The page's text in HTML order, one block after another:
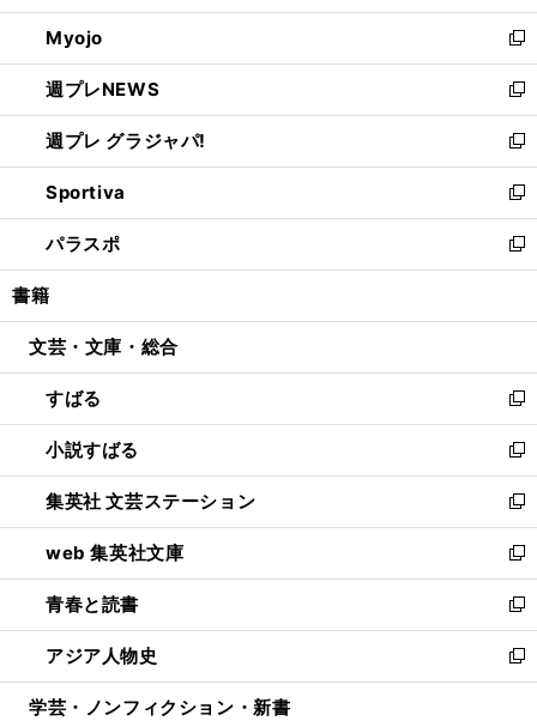
開
く
ウ
で
開
く
ン
ド
ウ
で
開
く
ウ
ィ
ン
ド
ウ
で
開
く
Myojo
新
し
い
ウ
ィ
ン
ド
ウ
で
開
週プレNEWS
新
し
い
ウ
ィ
ン
ド
ウ
開
週プレ グラジャパ!
新
し
い
ウ
ィ
ン
ウ
開
く
Sportiva
新
し
い
ウ
ン
ウ
で
開
く
パラスポ
新
し
ウ
ン
ド
ウ
で
開
く
書籍
文芸・文庫・総合
すばる
新
し
い
ウ
ィ
ン
ド
ウ
で
開
く
小説すばる
新
し
い
ウ
ィ
ン
ド
ウ
で
開
集英社 文芸ステーション
新
し
い
ウ
ィ
ン
ド
ウ
web 集英社文庫
新
し
い
ウ
ィ
ン
青春と読書
新
し
い
ウ
アジア人物史
新
し
学芸・ノンフィクション・新書